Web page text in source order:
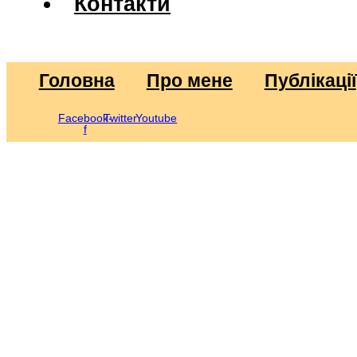
Головна Про мене Публікації
Facebook-
f
TwitterYoutube